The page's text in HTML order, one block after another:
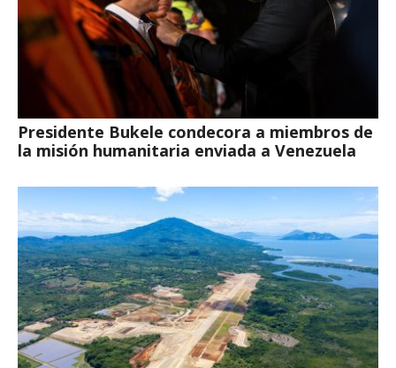
Presidente Bukele condecora a miembros de
la misión humanitaria enviada a Venezuela